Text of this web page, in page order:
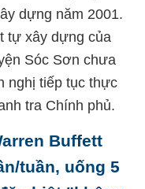
dựng năm 2001.
tự xây dựng của
Sóc Sơn chưa
nghị tiếp tục thực
tra Chính phủ.
Buffett
tuần, uống 5